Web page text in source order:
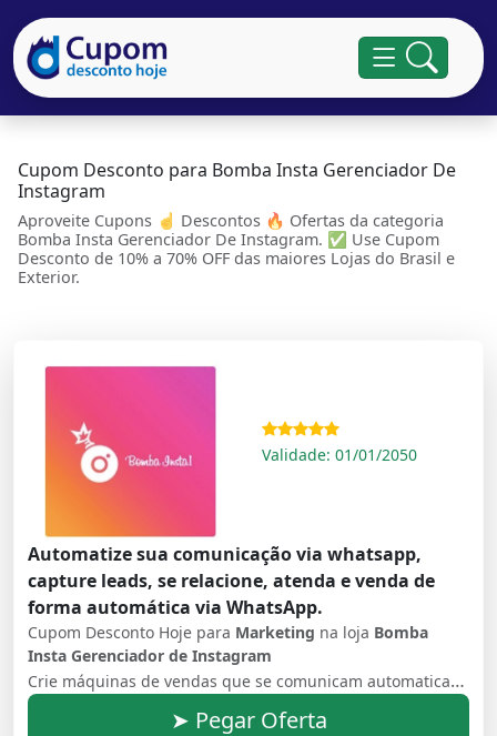
Cupom Desconto para Bomba Insta Gerenciador De
Instagram
Aproveite Cupons ☝ Descontos 🔥 Ofertas da categoria
Bomba Insta Gerenciador De Instagram. ✅ Use Cupom
Desconto de 10% a 70% OFF das maiores Lojas do Brasil e
Exterior.
Validade: 01/01/2050
Automatize sua comunicação via whatsapp,
capture leads, se relacione, atenda e venda de
forma automática via WhatsApp.
Cupom Desconto Hoje para Marketing na loja Bomba
Insta Gerenciador de Instagram
Crie máquinas de vendas que se comunicam automaticamente usando o maior aplicativo de comunicação do Brasil. (Nova marca do anterior whatslovers)
➤ Pegar Oferta